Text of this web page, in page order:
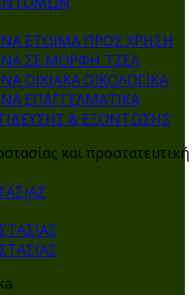
ΕΤΟΙΜΑ ΠΡΟΣ ΧΡΗΣΗ
ΣΕ ΜΟΡΦΗ ΤΖΕΛ
ΟΙΚΙΑΚΑ ΟΙΚΟΛΟΓΙΚΑ
ΕΠΑΓΓΕΛΜΑΤΙΚΑ
& ΕΞΟΝΤΩΣΗΣ